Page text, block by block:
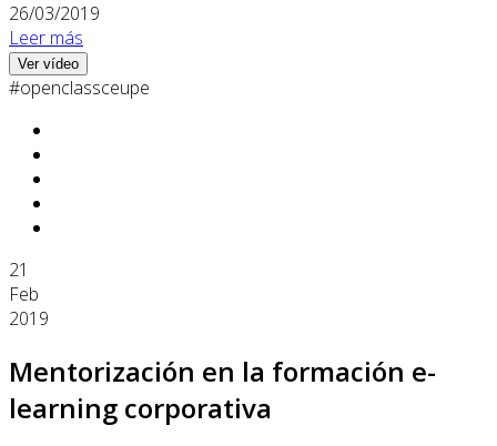
26/03/2019
Leer más
Ver vídeo
#openclassceupe
21
Feb
2019
Mentorización en la formación e-
learning corporativa